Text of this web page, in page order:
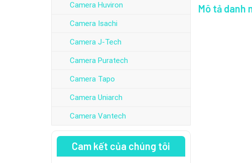
Camera Huviron
Camera Isachi
Camera J-Tech
Camera Puratech
Camera Tapo
Camera Uniarch
Camera Vantech
Cam kết của chúng tôi
Mô tả danh